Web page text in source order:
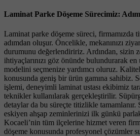
Laminat Parke Döşeme Sürecimiz:
Laminat parke döşeme süreci,
adımdan oluşur. Öncelikle, mekanınızı
durumunu değerlendiririz. Ardından, sizin
ihtiyaçlarınızı göz önünde bulundurarak
modelini seçmenize yardımcı oluruz.
konusunda geniş bir ürün gamına sahibiz.
işlemi, deneyimli laminat ustası ekibimiz
teknikler kullanılarak gerçekleştirilir.
detaylar da bu süreçte titizlikle
eskiyen ahşap zeminlerinizi ilk günkü
Kocaeli’nin tüm ilçelerine hizmet veren
döşeme konusunda profesyonel çözümler